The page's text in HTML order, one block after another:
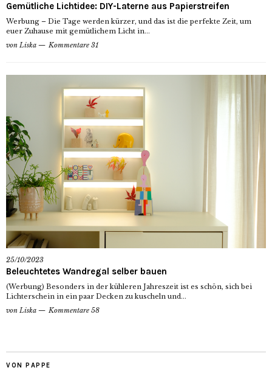
Gemütliche Lichtidee: DIY-Laterne aus Papierstreifen
Werbung – Die Tage werden kürzer, und das ist die perfekte Zeit, um
euer Zuhause mit gemütlichem Licht in...
von Liska Kommentare 31
25/10/2023
Beleuchtetes Wandregal selber bauen
(Werbung) Besonders in der kühleren Jahreszeit ist es schön, sich bei
Lichterschein in ein paar Decken zu kuscheln und...
von Liska Kommentare 58
VON PAPPE